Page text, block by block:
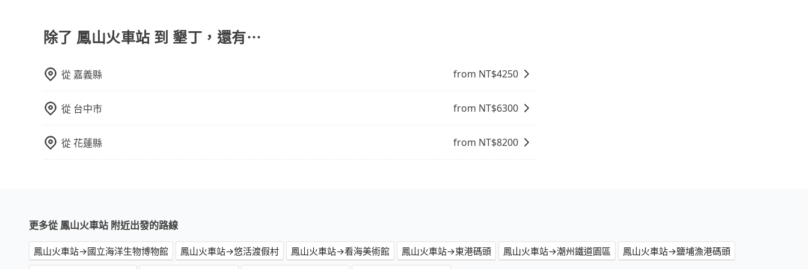
會透過Email的方式向您說明收費細節，讓您能更放心地享受旅步為您提供的服務。
除了 鳳山火車站 到 墾丁，還有⋯
從 嘉義縣 from NT$4250
從 台中市 from NT$6300
從花蓮縣 from NT$8200
更多從 鳳山火車站 附近出發的路線
鳳山火車站→國立海洋生物博物館 鳳山火車站→悠活渡假村 鳳山火車站→看海美術館 鳳山火車站→東港碼頭 鳳山火車站→潮州鐵道園區
鳳山火車站→鹽埔漁港碼頭